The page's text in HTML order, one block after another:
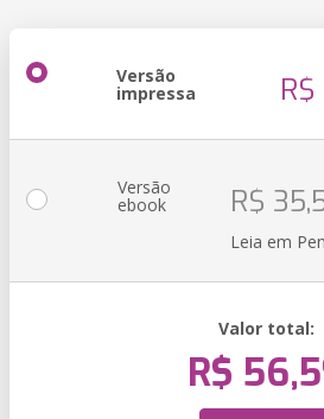
Versão
impressa
Versão
ebook R$
Leia em
Valor total:
R$